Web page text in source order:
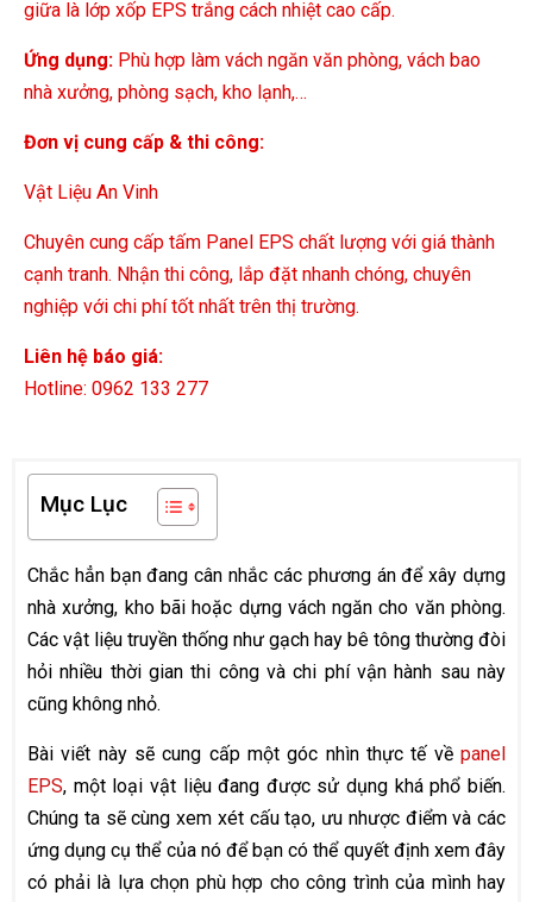
giữa là lớp xốp EPS trắng cách nhiệt cao cấp.
Ứng dụng: Phù hợp làm vách ngăn văn phòng, vách bao
nhà xưởng, phòng sạch, kho lạnh,…
Đơn vị cung cấp & thi công:
Vật Liệu An Vinh
Chuyên cung cấp tấm Panel EPS chất lượng với giá thành
cạnh tranh. Nhận thi công, lắp đặt nhanh chóng, chuyên
nghiệp với chi phí tốt nhất trên thị trường.
Liên hệ báo giá:
Hotline: 0962 133 277
Mục Lục
Chắc hẳn bạn đang cân nhắc các phương án để xây dựng
nhà xưởng, kho bãi hoặc dựng vách ngăn cho văn phòng.
Các vật liệu truyền thống như gạch hay bê tông thường đòi
hỏi nhiều thời gian thi công và chi phí vận hành sau này
cũng không nhỏ.
Bài viết này sẽ cung cấp một góc nhìn thực tế về panel
EPS, một loại vật liệu đang được sử dụng khá phổ biến.
Chúng ta sẽ cùng xem xét cấu tạo, ưu nhược điểm và các
ứng dụng cụ thể của nó để bạn có thể quyết định xem đây
có phải là lựa chọn phù hợp cho công trình của mình hay